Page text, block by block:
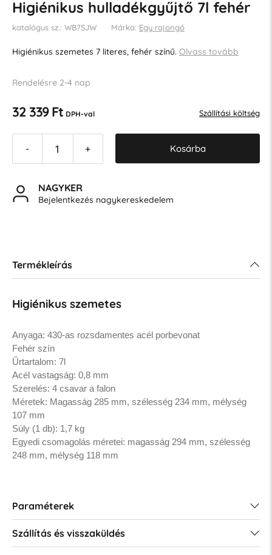
Higiénikus hulladékgyűjtő 7l fehér
katalógus sz.: WB7SJW Márka: Egy rajongó
Higiénikus szemetes 7 literes, fehér színű. Olvass tovább
Rendelésre 2-4 nap
32 339 Ft DPH-val Szállítási költség
- + Kosárba
NAGYKER
Bejelentkezés nagykereskedelem
Termékleírás
Higiénikus szemetes
Anyaga: 430-as rozsdamentes acél porbevonat
Fehér szín
Űrtartalom: 7l
Acél vastagság: 0,8 mm
Szerelés: 4 csavar a falon
Méretek: Magasság 285 mm, szélesség 234 mm, mélység
107 mm
Súly (1 db): 1,7 kg
Egyedi csomagolás méretei: magasság 294 mm, szélesség
248 mm, mélység 118 mm
Paraméterek
Szállítás és visszaküldés